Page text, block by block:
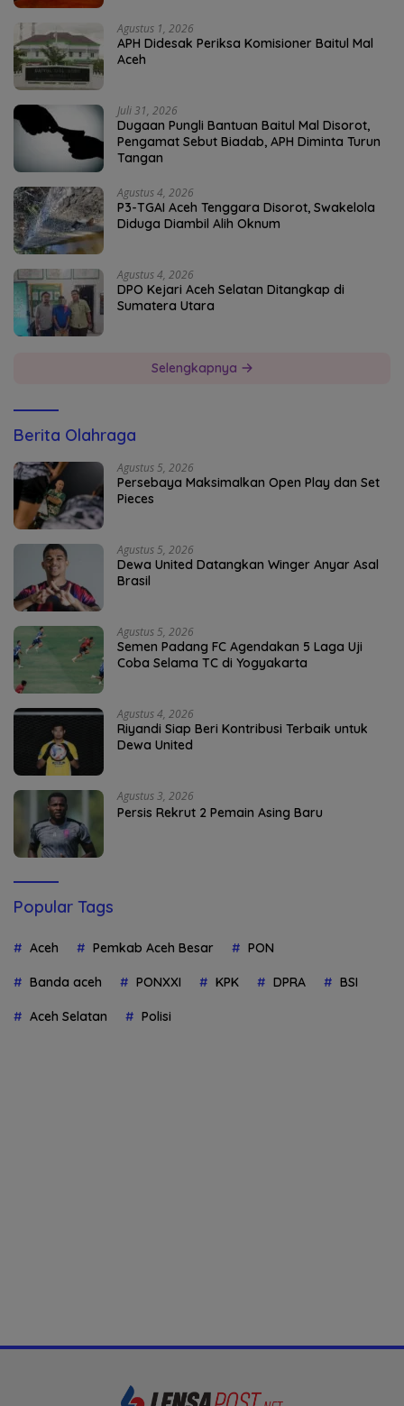
Agustus 1, 2026
APH Didesak Periksa Komisioner Baitul Mal
Aceh
Juli 31, 2026
Dugaan Pungli Bantuan Baitul Mal Disorot,
Pengamat Sebut Biadab, APH Diminta Turun
Tangan
Agustus 4, 2026
P3-TGAI Aceh Tenggara Disorot, Swakelola
Diduga Diambil Alih Oknum
Agustus 4, 2026
DPO Kejari Aceh Selatan Ditangkap di
Sumatera Utara
Selengkapnya
Berita Olahraga
Agustus 5, 2026
Persebaya Maksimalkan Open Play dan Set
Pieces
Agustus 5, 2026
Dewa United Datangkan Winger Anyar Asal
Brasil
Agustus 5, 2026
Semen Padang FC Agendakan 5 Laga Uji
Coba Selama TC di Yogyakarta
Agustus 4, 2026
Riyandi Siap Beri Kontribusi Terbaik untuk
Dewa United
Agustus 3, 2026
Persis Rekrut 2 Pemain Asing Baru
Popular Tags
Aceh Pemkab Aceh Besar PON
Banda aceh PONXXI KPK DPRA BSI
Aceh Selatan Polisi